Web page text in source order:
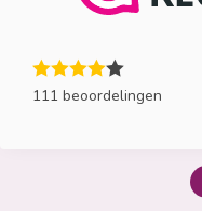
111 beoordelingen